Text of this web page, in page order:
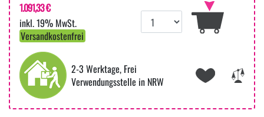
1.091,33 €
inkl. 19% MwSt.
Versandkostenfrei
2-3 Werktage, Frei
Verwendungsstelle in NRW